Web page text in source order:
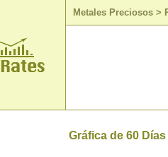
Metales Preciosos >
Gráfica de 60